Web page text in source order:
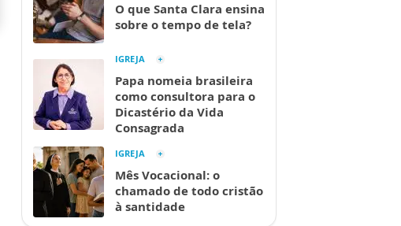
O que Santa Clara ensina
sobre o tempo de tela?
IGREJA
Papa nomeia brasileira
como consultora para o
Dicastério da Vida
Consagrada
IGREJA
Mês Vocacional: o
chamado de todo cristão
à santidade